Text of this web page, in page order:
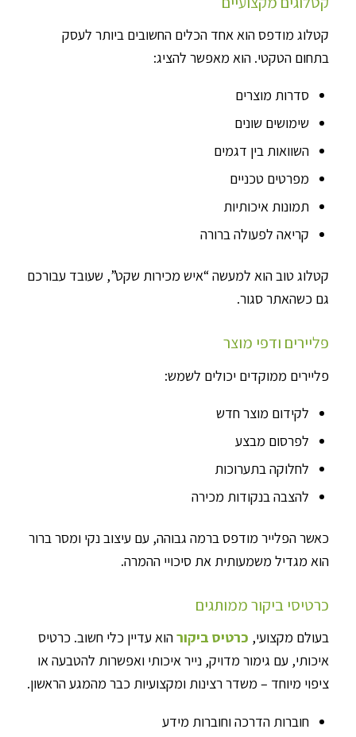
קטלוג מודפס הוא אחד הכלים החשובים ביותר לעסק
בתחום הטקטי. הוא מאפשר להציג:
סדרות מוצרים
שימושים שונים
השוואות בין דגמים
מפרטים טכניים
תמונות איכותיות
קריאה לפעולה ברורה
קטלוג טוב הוא למעשה “איש מכירות שקט”, שעובד עבורכם
גם כשהאתר סגור.
פליירים ודפי מוצר
פליירים ממוקדים יכולים לשמש:
לקידום מוצר חדש
לפרסום מבצע
לחלוקה בתערוכות
להצבה בנקודות מכירה
כאשר הפלייר מודפס ברמה גבוהה, עם עיצוב נקי ומסר ברור
הוא מגדיל משמעותית את סיכויי ההמרה.
כרטיסי ביקור ממותגים
בעולם מקצועי, כרטיס ביקורהוא עדיין כלי חשוב. כרטיס
איכותי, עם גימור מדויק, נייר איכותי ואפשרות להטבעה או
ציפוי מיוחד – משדר רצינות ומקצועיות כבר מהמגע הראשון.
חוברות הדרכה וחוברות מידע